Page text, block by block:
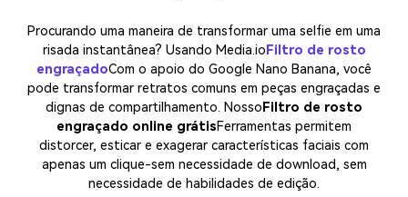
Procurando uma maneira de transformar uma selfie em uma
risada instantânea? Usando Media.io Filtro de rosto
engraçadoCom o apoio do Google Nano Banana, você
pode transformar retratos comuns em peças engraçadas e
dignas de compartilhamento. Nosso Filtro de rosto
engraçado online grátisFerramentas permitem
distorcer, esticar e exagerar características faciais com
apenas um clique-sem necessidade de download, sem
necessidade de habilidades de edição.